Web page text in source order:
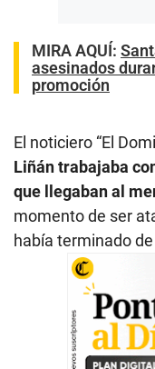
MIRA AQUÍ:
asesinados
promoción
El noticiero “El
Liñán trabajaba
que llegaban al
momento de ser
había terminado